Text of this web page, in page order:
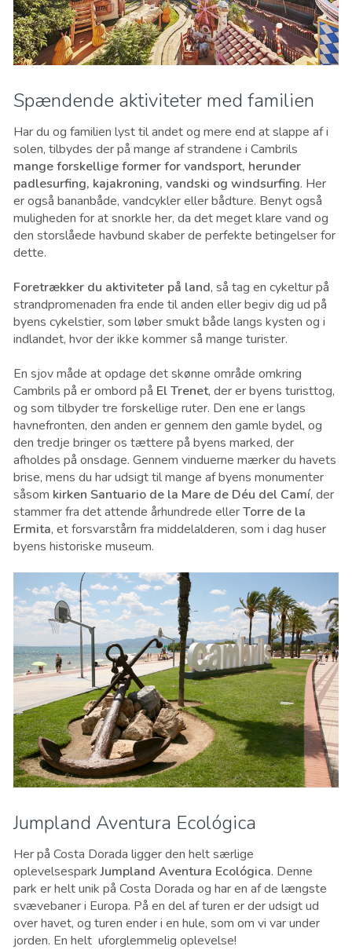
Spændende aktiviteter med familien
Har du og familien lyst til andet og mere end at slappe af i
solen, tilbydes der på mange af strandene i Cambrils
mange forskellige former for vandsport, herunder
padlesurfing, kajakroning, vandski og windsurfing. Her
er også bananbåde, vandcykler eller bådture. Benyt også
muligheden for at snorkle her, da det meget klare vand og
den storslåede havbund skaber de perfekte betingelser for
dette.
Foretrækker du aktiviteter på land, så tag en cykeltur på
strandpromenaden fra ende til anden eller begiv dig ud på
byens cykelstier, som løber smukt både langs kysten og i
indlandet, hvor der ikke kommer så mange turister.
En sjov måde at opdage det skønne område omkring
Cambrils på er ombord på El Trenet, der er byens turisttog,
og som tilbyder tre forskellige ruter. Den ene er langs
havnefronten, den anden er gennem den gamle bydel, og
den tredje bringer os tættere på byens marked, der
afholdes på onsdage. Gennem vinduerne mærker du havets
brise, mens du har udsigt til mange af byens monumenter
såsom kirken Santuario de la Mare de Déu del Camí, der
stammer fra det attende århundrede ellerTorre de la
Ermita, et forsvarstårn fra middelalderen, som i dag huser
byens historiske museum.
Jumpland Aventura Ecológica
Her på Costa Dorada ligger den helt særlige
oplevelsesparkJumpland Aventura Ecológica. Denne
park er helt unik på Costa Dorada og har en af de længste
svævebaner i Europa. På en del af turen er der udsigt ud
over havet, og turen ender i en hule, som om vi var under
jorden. En helt uforglemmelig oplevelse!